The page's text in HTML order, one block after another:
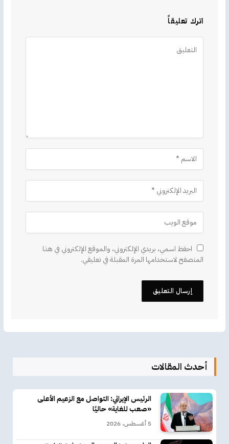
اترك تعليقاً
احفظ اسمي، بريدي الإلكتروني، والموقع الإلكتروني في هذا
المتصفح لاستخدامها المرة المقبلة في تعليقي.
أحدث المقالات
الرئيس الإيراني: التواصل مع الزعيم الأعلى
«صعب للغاية» حاليًا
5 أغسطس، 2026